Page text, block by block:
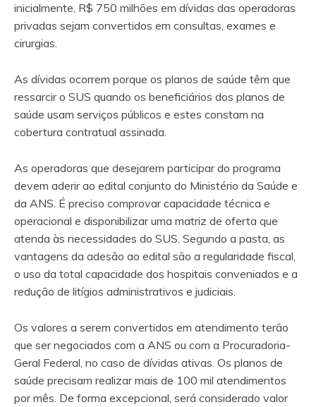
inicialmente, R$ 750 milhões em dívidas das operadoras
privadas sejam convertidos em consultas, exames e
cirurgias.
As dívidas ocorrem porque os planos de saúde têm que
ressarcir o SUS quando os beneficiários dos planos de
saúde usam serviços públicos e estes constam na
cobertura contratual assinada.
As operadoras que desejarem participar do programa
devem aderir ao edital conjunto do Ministério da Saúde e
da ANS. É preciso comprovar capacidade técnica e
operacional e disponibilizar uma matriz de oferta que
atenda às necessidades do SUS. Segundo a pasta, as
vantagens da adesão ao edital são a regularidade fiscal,
o uso da total capacidade dos hospitais conveniados e a
redução de litígios administrativos e judiciais.
Os valores a serem convertidos em atendimento terão
que ser negociados com a ANS ou com a Procuradoria-
Geral Federal, no caso de dívidas ativas. Os planos de
saúde precisam realizar mais de 100 mil atendimentos
por mês. De forma excepcional, será considerado valor